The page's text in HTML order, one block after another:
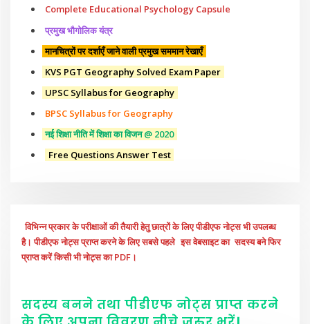
Complete Educational Psychology Capsule
प्रमुख भौगोलिक यंत्र
मानचित्रों पर दर्शाएँ जाने वाली प्रमुख सममान रेखाएँ
KVS PGT Geography Solved Exam Paper
UPSC Syllabus for Geography
BPSC Syllabus for Geography
नई शिक्षा नीति में शिक्षा का विजन @ 2020
Free Questions Answer Test
विभिन्न प्रकार के परीक्षाओं की तैयारी हेतु छात्रों के लिए पीडीएफ नोट्स भी उपलब्ध
है। पीडीएफ नोट्स प्राप्त करने के लिए सबसे पहले इस वेबसाइट का सदस्य बने फिर
प्राप्त करें किसी भी नोट्स का PDF।
सदस्य बनने तथा पीडीएफ नोट्स प्राप्त करने